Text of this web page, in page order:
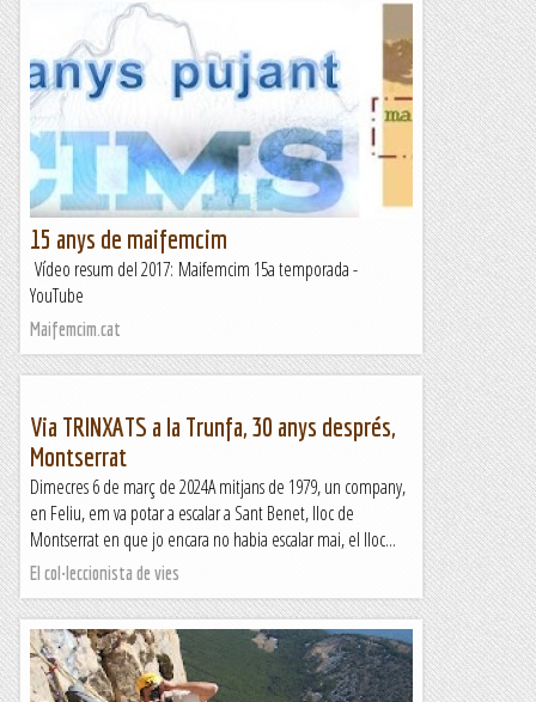
15 anys de maifemcim
Vídeo resum del 2017: Maifemcim 15a temporada -
YouTube
Maifemcim.cat
Via TRINXATS a la Trunfa, 30 anys després,
Montserrat
Dimecres 6 de març de 2024A mitjans de 1979, un company,
en Feliu, em va potar a escalar a Sant Benet, lloc de
Montserrat en que jo encara no habia escalar mai, el lloc...
El col·leccionista de vies